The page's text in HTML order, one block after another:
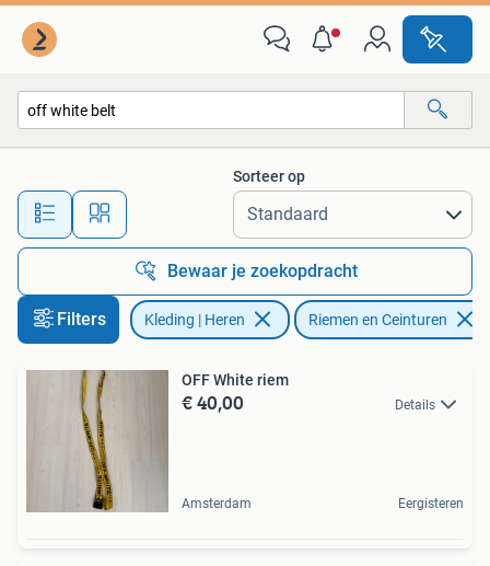
Alle afstanden…
Sorteer op
Bewaar je zoekopdracht
Filters Kleding | Heren Riemen en Ceinturen
OFF White riem
€ 40,00 Details
Amsterdam Eergisteren